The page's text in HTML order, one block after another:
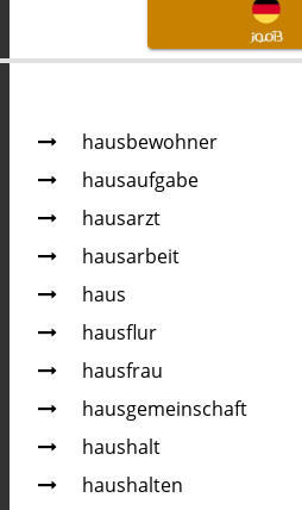
hausbewohner
hausaufgabe
hausarzt
hausarbeit
haus
hausflur
hausfrau
hausgemeinschaft
haushalt
haushalten